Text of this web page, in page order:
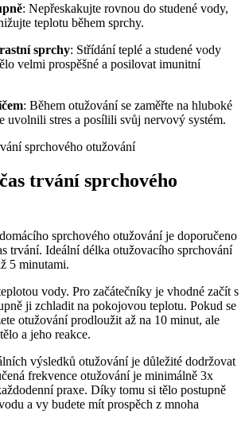
: Nepřeskakujte rovnou do studené vody,
teplotu během sprchy.
sprchy: Střídání teplé a studené vody
velmi prospěšné a posilovat imunitní
: Během otužování se zaměřte na hluboké
uvolnili stres a posílili svůj nervový systém.
trvání sprchového
sprchového otužování je doporučeno
trvání. Ideální délka otužovacího sprchování
5 minutami.
vody. Pro začátečníky je vhodné začít s
ji zchladit na pokojovou teplotu. Pokud se
otužování prodloužit až na 10 minut, ale
a jeho reakce.
výsledků otužování je důležité dodržovat
frekvence otužování je minimálně 3x
praxe. Díky tomu si tělo postupně
a vy budete mít prospěch z mnoha